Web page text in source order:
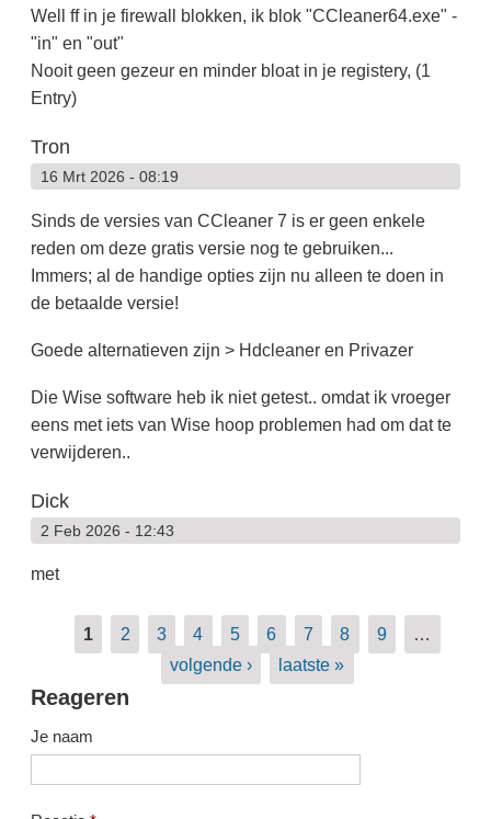
Well ff in je firewall blokken, ik blok "CCleaner64.exe" -
"in" en "out"
Nooit geen gezeur en minder bloat in je registery, (1
Entry)
Tron
16 Mrt 2026 - 08:19
Sinds de versies van CCleaner 7 is er geen enkele
reden om deze gratis versie nog te gebruiken...
Immers; al de handige opties zijn nu alleen te doen in
de betaalde versie!
Goede alternatieven zijn > Hdcleaner en Privazer
Die Wise software heb ik niet getest.. omdat ik vroeger
eens met iets van Wise hoop problemen had om dat te
verwijderen..
Dick
2 Feb 2026 - 12:43
met
Pagina's
1 2 3 4 5 6 7 8 9
…
volgende ›
laatste »
Reageren
Je naam